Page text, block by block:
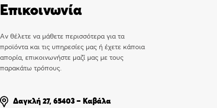
Επικοινωνία
Αν θέλετε να μάθετε περισσότερα για τα
προϊόντα και τις υπηρεσίες μας ή έχετε κάποια
απορία, επικοινωνήστε μαζί μας με τους
παρακάτω τρόπους.
Δαγκλή 27, 65403 – Καβάλα